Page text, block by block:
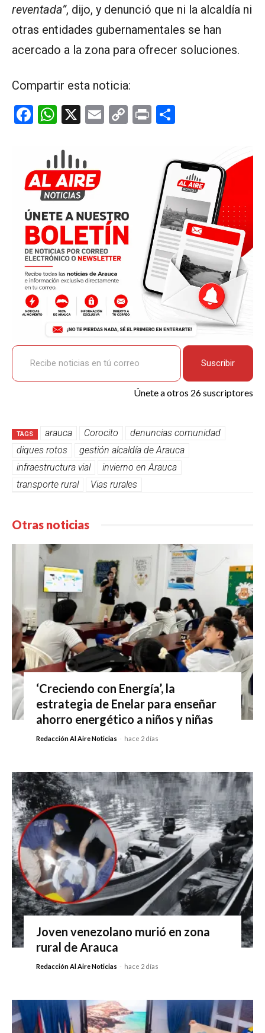
reventada”, dijo, y denunció que ni la alcaldía ni
otras entidades gubernamentales se han
acercado a la zona para ofrecer soluciones.
Compartir esta noticia:
F
b
o
o
k
W
at
s
A
p
p
X
E
C
k
Pr
p
ar
tir
Recibe noticias en tú correo
Suscribir
Únete a otros 26 suscriptores
TAGS arauca Corocito
denuncias comunidad
diques rotos
gestión alcaldía de Arauca
infraestructura vial
invierno en Arauca
transporte rural
Vias rurales
Otras noticias
‘Creciendo con Energía’, la
estrategia de Enelar para enseñar
ahorro energético a niños y niñas
Redacción Al Aire Noticias - hace 2 días
Joven venezolano murió en zona
rural de Arauca
Redacción Al Aire Noticias - hace 2 días